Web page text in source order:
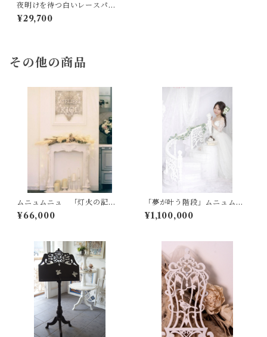
夜明けを待つ白いレースパネ
ル
¥29,700
その他の商品
ムニュムニュ 「灯火の記
憶」 マントルピース
¥66,000
「夢が叶う階段」ムニュムニ
ュ 螺旋階段 撮影用 什
器
¥1,100,000